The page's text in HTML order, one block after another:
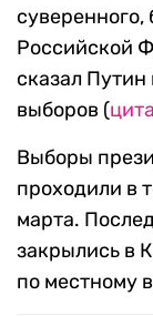
суверенного,
Российской
сказал
выборов (
Выборы
проходили в
марта.
закрылись в
по местному